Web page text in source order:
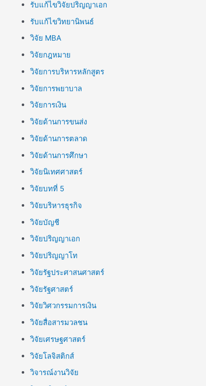
รับแก้ไขวิจัยปริญญาเอก
รับแก้ไขวิทยานิพนธ์
วิจัย MBA
วิจัยกฎหมาย
วิจัยการบริหารหลักสูตร
วิจัยการพยาบาล
วิจัยการเงิน
วิจัยด้านการขนส่ง
วิจัยด้านการตลาด
วิจัยด้านการศึกษา
วิจัยนิเทศศาสตร์
วิจัยบทที่ 5
วิจัยบริหารธุรกิจ
วิจัยบัญชี
วิจัยปริญญาเอก
วิจัยปริญญาโท
วิจัยรัฐประศาสนศาสตร์
วิจัยรัฐศาสตร์
วิจัยวิศวกรรมการเงิน
วิจัยสื่อสารมวลชน
วิจัยเศรษฐศาสตร์
วิจัยโลจิสติกส์
วิจารณ์งานวิจัย